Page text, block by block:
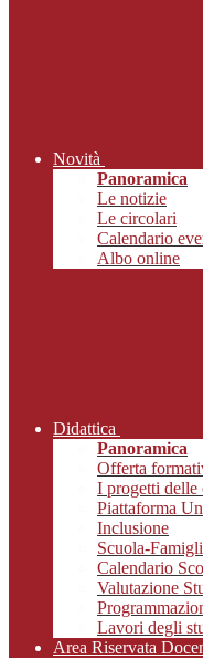
Novità
Panoramica
Le notizie
Le circolari
Calendario
Albo online
Didattica
Panoramica
Offerta
I progetti delle
Piattaforma
Inclusione
Scuola-
Calendario
Valutazione
Lavori degli
Area Riservata